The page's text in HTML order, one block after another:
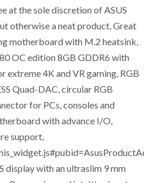
at the sole discretion of ASUS
otherwise a neat product, Great
motherboard with M.2 heatsink,
OC edition 8GB GDDR6 with
extreme 4K and VR gaming, RGB
Quad-DAC, circular RGB
for PCs, consoles and
with advance I/O,
support,
display with an ultraslim 9 mm